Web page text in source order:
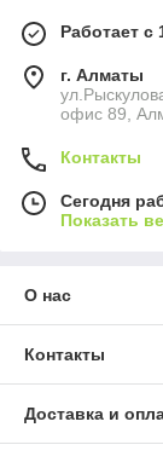
Работает с
г. Алматы
офис 89,
Контакты
Сегодня
Показать
О нас
Контакты
Доставка и